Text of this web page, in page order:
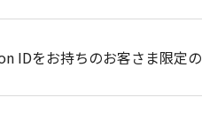
IDをお持ちのお客さま限定